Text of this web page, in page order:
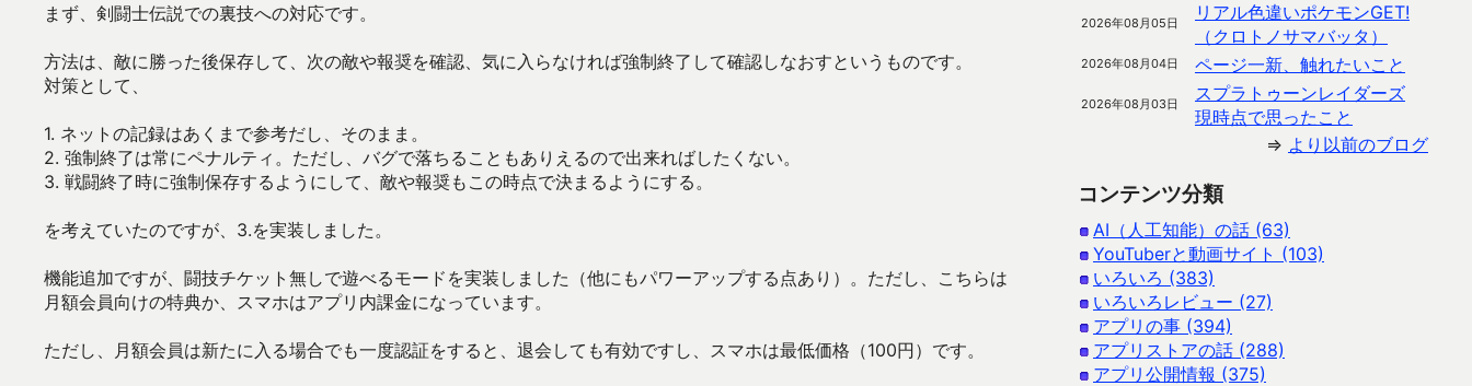
まず、剣闘士伝説での裏技への対応です。
方法は、敵に勝った後保存して、次の敵や報奨を確認、気に入らなければ強制終了して確認しなおすというものです。
対策として、
1. ネットの記録はあくまで参考だし、そのまま。
2. 強制終了は常にペナルティ。ただし、バグで落ちることもありえるので出来ればしたくない。
3. 戦闘終了時に強制保存するようにして、敵や報奨もこの時点で決まるようにする。
を考えていたのですが、3.を実装しました。
機能追加ですが、闘技チケット無しで遊べるモードを実装しました（他にもパワーアップする点あり）。ただし、こちらは
月額会員向けの特典か、スマホはアプリ内課金になっています。
ただし、月額会員は新たに入る場合でも一度認証をすると、退会しても有効ですし、スマホは最低価格（100円）です。
2026年08月05日
リアル色違いポケモンGET!
（クロトノサマバッタ）
2026年08月04日 ページ一新、触れたいこと
2026年08月03日
スプラトゥーンレイダーズ
現時点で思ったこと
⇒ より以前のブログ
コンテンツ分類
AI（人工知能）の話 (63)
YouTuberと動画サイト (103)
いろいろ (383)
いろいろレビュー (27)
アプリの事 (394)
アプリストアの話 (288)
アプリ公開情報 (375)